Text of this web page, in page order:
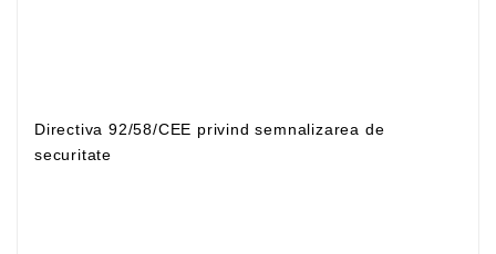
Directiva 92/58/CEE privind semnalizarea de
securitate